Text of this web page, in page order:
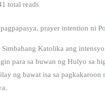
total reads
prayer intention ni
Katolika ang
para sa buwan ng Hulyo sa
ng bawat isa sa pagkakaroon